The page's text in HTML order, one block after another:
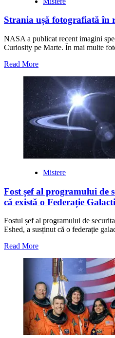
Strania ușă fotografiată în
NASA a publicat recent imagini
Curiosity pe Marte. În mai multe
Read MoreRead
Strania
ușă
fotografiată
în
roca
de
pe
Marte
(foto)
Mistere
Fost șef al programului de
că există o Federație
Fostul șef al programului de
Eshed, a susținut că o federație
Read MoreRead
about
Fost
șef
al
programului
de
securitate
spațială
susține